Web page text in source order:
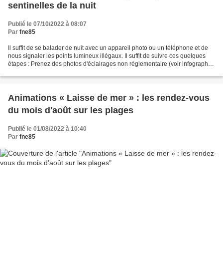
sentinelles de la nuit
Publié le 07/10/2022 à 08:07
Par fne85
Il suffit de se balader de nuit avec un appareil photo ou un téléphone et de
nous signaler les points lumineux illégaux. Il suffit de suivre ces quelques
étapes : Prenez des photos d'éclairages non réglementaire (voir infographie
Animations « Laisse de mer » : les rendez-vous
du mois d'août sur les plages
Publié le 01/08/2022 à 10:40
Par fne85